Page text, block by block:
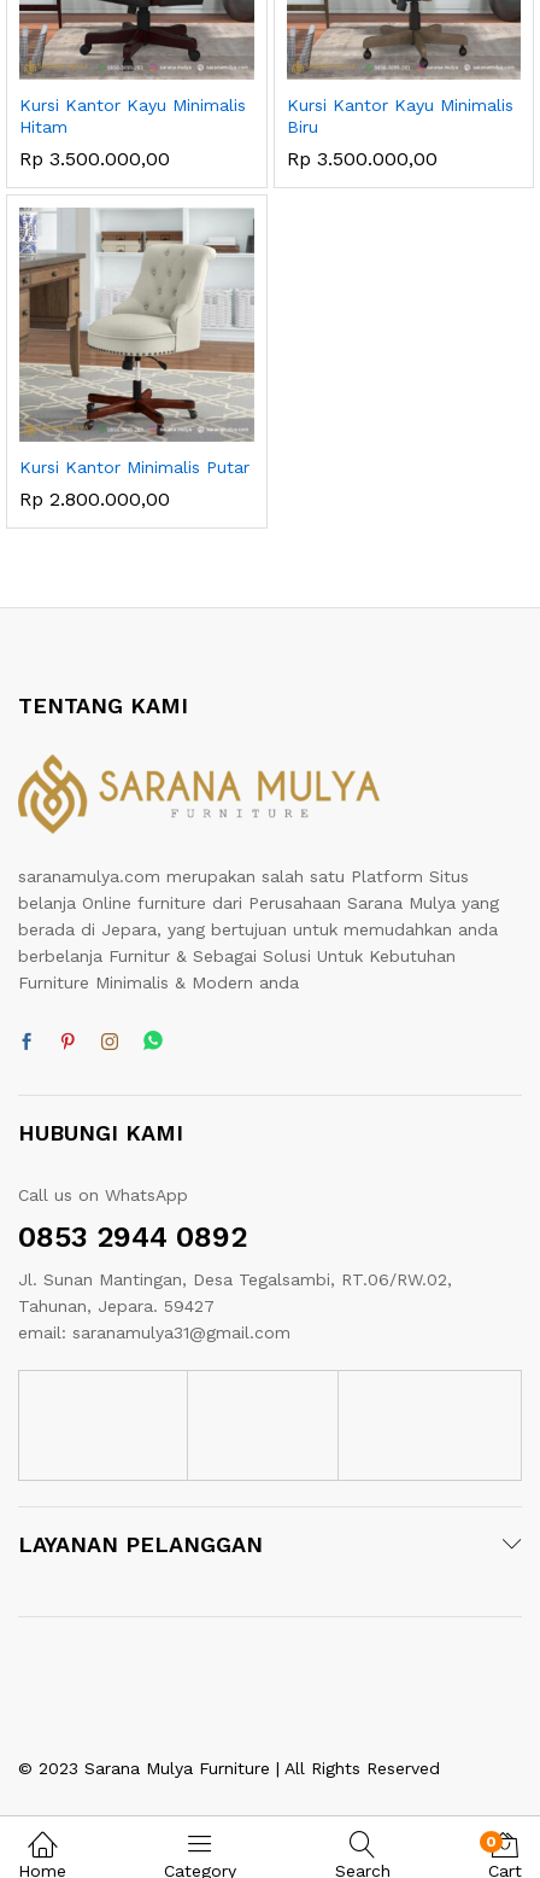
Kursi Kantor Kayu Minimalis
Hitam
Rp 3.500.000,00
Kursi Kantor Kayu Minimalis
Biru
Rp 3.500.000,00
Kursi Kantor Minimalis Putar
Rp 2.800.000,00
TENTANG KAMI
saranamulya.com merupakan salah satu Platform Situs
belanja Online furniture dari Perusahaan Sarana Mulya yang
berada di Jepara, yang bertujuan untuk memudahkan anda
berbelanja Furnitur & Sebagai Solusi Untuk Kebutuhan
Furniture Minimalis & Modern anda
HUBUNGI KAMI
Call us on WhatsApp
0853 2944 0892
Jl. Sunan Mantingan, Desa Tegalsambi, RT.06/RW.02,
Tahunan, Jepara. 59427
email: saranamulya31@gmail.com
LAYANAN PELANGGAN
© 2023 Sarana Mulya Furniture | All Rights Reserved
Home Category Search
0
Cart